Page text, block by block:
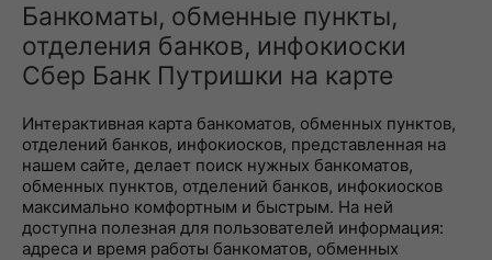
Банкоматы, обменные пункты,
отделения банков, инфокиоски
Сбер Банк Путришки на карте
Интерактивная карта банкоматов, обменных пунктов,
отделений банков, инфокиосков, представленная на
нашем сайте, делает поиск нужных банкоматов,
обменных пунктов, отделений банков, инфокиосков
максимально комфортным и быстрым. На ней
доступна полезная для пользователей информация:
адреса и время работы банкоматов, обменных